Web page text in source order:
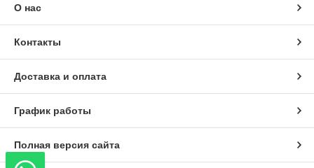
О нас
Контакты
Доставка и оплата
График работы
Полная версия сайта